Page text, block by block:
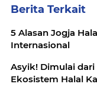
Berita Terkait
5 Alasan Jogja
Internasional
Asyik! Dimulai
Ekosistem Halal